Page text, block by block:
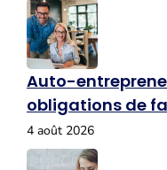
Auto-
obligations de
4 août 2026